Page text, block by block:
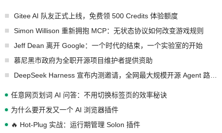
Gitee AI 队友正式上线，免费领 500 Credits 体验额度
Simon Willison 重新拥抱 MCP：无状态协议如何改变游戏规则
Jeff Dean 离开 Google：一个时代的结束，一个实验室的开始
慕尼黑市政府为全职开源项目维护者提供资助
任意网页划词 AI 问答：不用切换标签页的效率秘诀
为什么要开发又一个 AI 浏览器插件
🔥 Hot-Plug 实战：运行期管理 Solon 插件